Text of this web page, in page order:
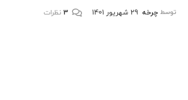
توسط چرخه 29 شهریور 1401 3 نظرات